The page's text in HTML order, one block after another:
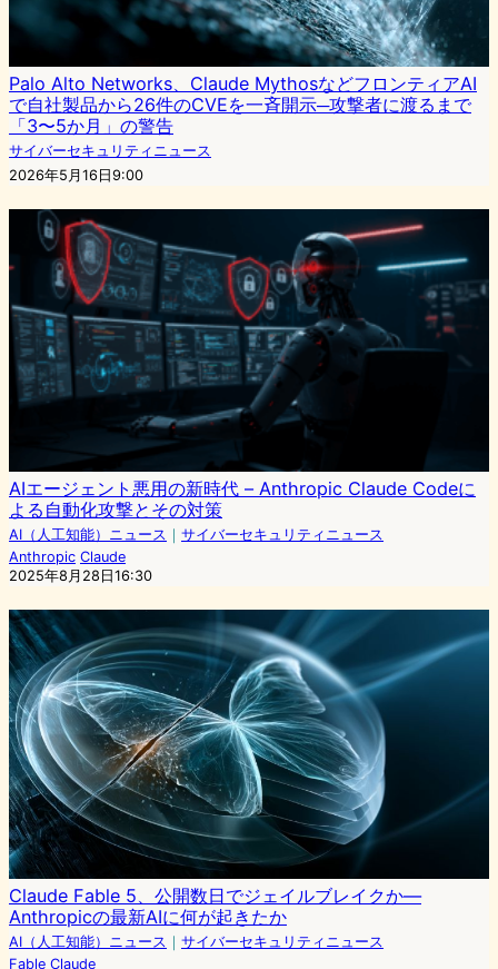
Palo Alto Networks、Claude MythosなどフロンティアAI
で自社製品から26件のCVEを一斉開示─攻撃者に渡るまで
「3〜5か月」の警告
サイバーセキュリティニュース
2026年5月16日9:00
AIエージェント悪用の新時代 – Anthropic Claude Codeに
よる自動化攻撃とその対策
AI（人工知能）ニュース ｜ サイバーセキュリティニュース
Anthropic Claude
2025年8月28日16:30
Claude Fable 5、公開数日でジェイルブレイクか—
Anthropicの最新AIに何が起きたか
AI（人工知能）ニュース ｜ サイバーセキュリティニュース
Fable Claude